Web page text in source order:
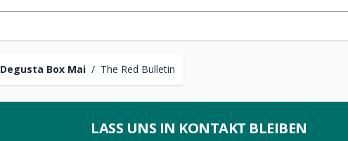
Degusta Box Mai / The Red Bulletin
LASS UNS IN KONTAKT BLEIBEN